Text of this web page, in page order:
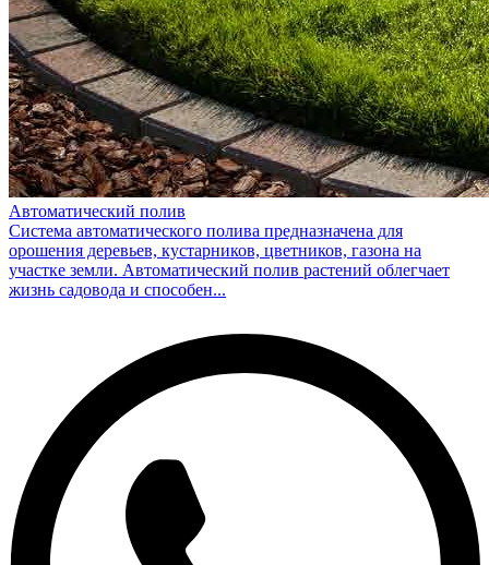
Автоматический полив
Система автоматического полива предназначена для
орошения деревьев, кустарников, цветников, газона на
участке земли. Автоматический полив растений облегчает
жизнь садовода и способен...